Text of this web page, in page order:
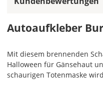
einfarbig.
Mit
einem
auf
das
Farbvorschau-
Autoaufkleber
Mit diesem brennenden
Halloween für Gänsehaut
schaurigen Totenmaske